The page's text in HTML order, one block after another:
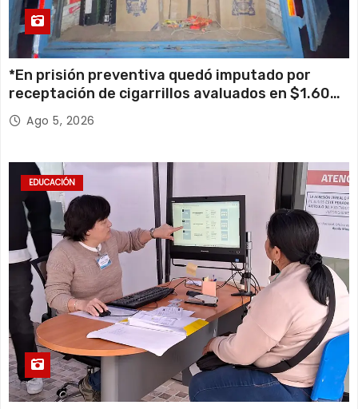
*En prisión preventiva quedó imputado por
receptación de cigarrillos avaluados en $1.600
millones*
Ago 5, 2026
EDUCACIÓN